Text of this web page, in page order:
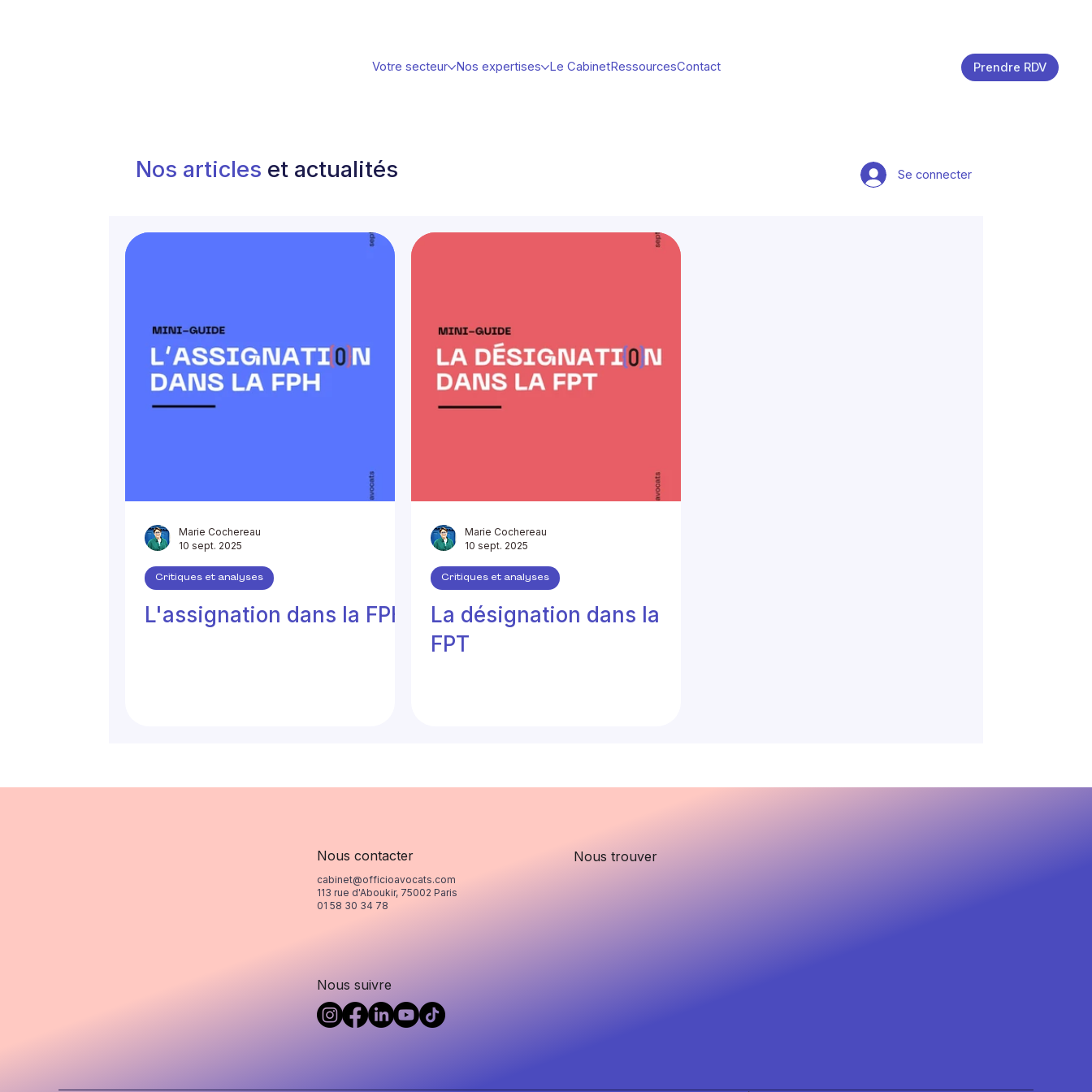
Votre secteur Nos expertises Le CabinetRessourcesContact Prendre RDV
Nos articles et actualités Se connecter
L'assignation dans la FPH
Critiques et analyses
Marie Cochereau
10 sept. 2025
La désignation dans la
FPT
Critiques et analyses
Marie Cochereau
10 sept. 2025
Nous contacter
cabinet@officioavocats.com
113 rue d'Aboukir, 75002 Paris
01 58 30 34 78
Nous trouver
Nous suivre